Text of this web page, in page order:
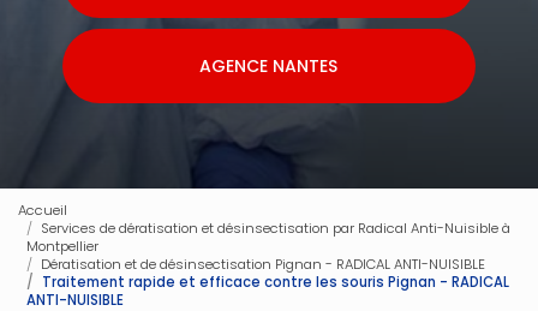
AGENCE NANTES
Accueil
Services de dératisation et désinsectisation par Radical Anti-Nuisible à
Montpellier
Dératisation et de désinsectisation Pignan - RADICAL ANTI-NUISIBLE
Traitement rapide et efficace contre les souris Pignan - RADICAL
ANTI-NUISIBLE